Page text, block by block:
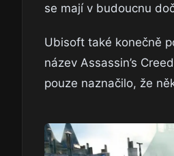
se mají v budoucnu
Ubisoft také konečně
název Assassin’s
pouze naznačilo, že